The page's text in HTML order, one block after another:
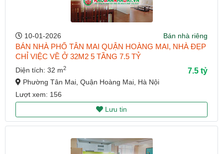
10-01-2026 Bán nhà riêng
BÁN NHÀ PHỐ TÂN MAI QUẬN HOÀNG MAI, NHÀ ĐẸP
CHỈ VIỆC VỀ Ở 32M2 5 TẦNG 7.5 TỶ
Diện tích: 32 m2 7.5 tỷ
Phường Tân Mai, Quận Hoàng Mai, Hà Nội
Lượt xem: 156
Lưu tin